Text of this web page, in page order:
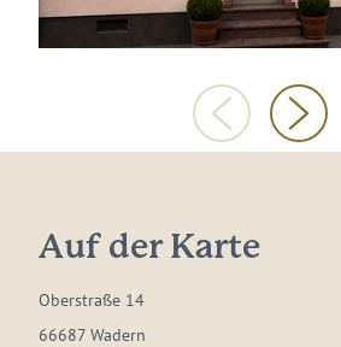
Auf der Karte
Oberstraße 14
66687 Wadern